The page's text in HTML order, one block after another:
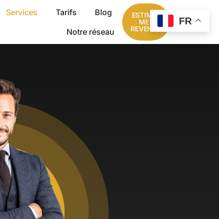
Services Tarifs
Blog
Notre réseau
ESTIMER
MES
REVENUS
FR